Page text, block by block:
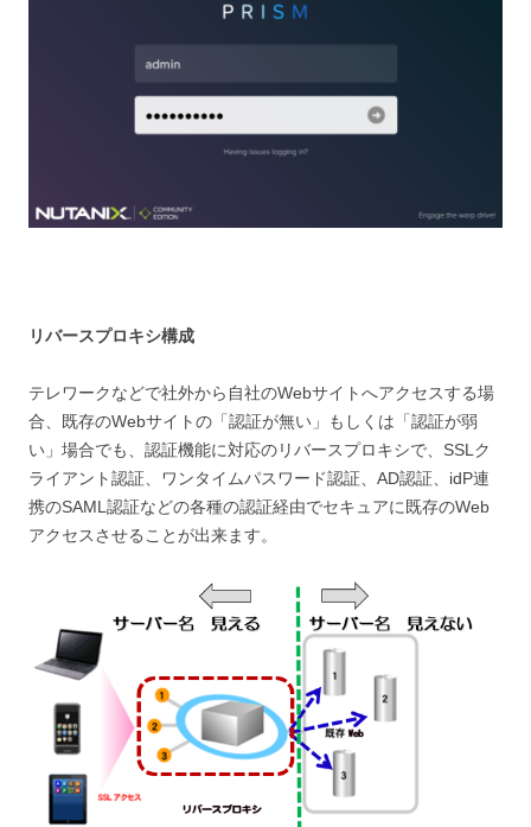
リバースプロキシ構成
テレワークなどで社外から自社のWebサイトへアクセスする場
合、既存のWebサイトの「認証が無い」もしくは「認証が弱
い」場合でも、認証機能に対応のリバースプロキシで、SSLク
ライアント認証、ワンタイムパスワード認証、AD認証、idP連
携のSAML認証などの各種の認証経由でセキュアに既存のWeb
アクセスさせることが出来ます。